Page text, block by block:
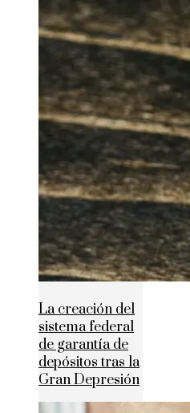
La creación del
sistema federal
de garantía de
depósitos tras la
Gran Depresión